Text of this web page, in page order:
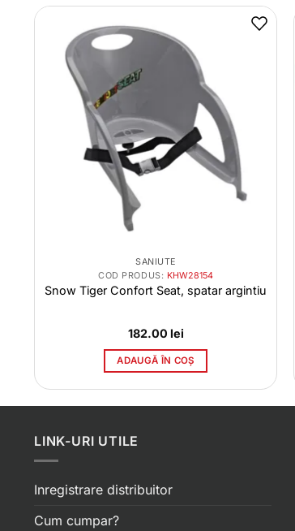
SANIUTE
COD PRODUS: KHW28154
Snow Tiger Confort Seat, spatar argintiu
182.00 lei
ADAUGĂ ÎN COȘ
LINK-URI UTILE
Inregistrare distribuitor
Cum cumpar?